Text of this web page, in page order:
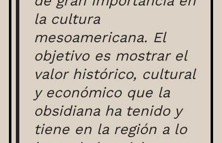
la cultura
mesoamericana. El
objetivo es mostrar el
valor histórico, cultural
y económico que la
obsidiana ha tenido y
tiene en la región a lo